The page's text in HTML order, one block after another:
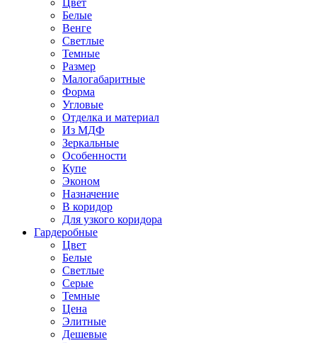
Цвет
Белые
Венге
Светлые
Темные
Размер
Малогабаритные
Форма
Угловые
Отделка и материал
Из МДФ
Зеркальные
Особенности
Купе
Эконом
Назначение
В коридор
Для узкого коридора
Гардеробные
Цвет
Белые
Светлые
Серые
Темные
Цена
Элитные
Дешевые